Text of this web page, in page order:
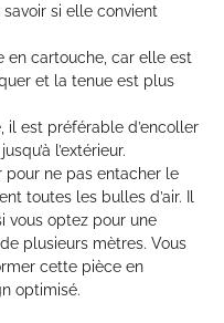
si elle convient
en cartouche, car elle est
et la tenue est plus
il est préférable d’encoller
l’extérieur.
pour ne pas entacher le
toutes les bulles d’air. Il
vous optez pour une
plusieurs mètres. Vous
cette pièce en
optimisé.